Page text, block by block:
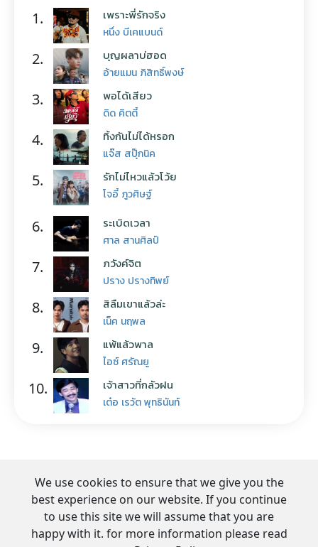
1. เพราะพี่รักจริง
หนึ่ง บีเคแบนด์
2. บุญผลาบ่ฮอด
อ้ายแมน ภิสิทธิ์พงษ์
3. พอได้เสียว
ดิด คิตตี้
4. ทิ้งกันไม่ได้หรอก
แจ๊ส สปุ๊กนิค
5. รักไม่ไหวแล้วโว้ย
โจอี้ ภูวศิษฐ์
6. ระเบิดเวลา
ศาล สานศิลป์
7. ภวังค์จิต
ปราง ปรางทิพย์
8. สิลืมเขาแล้วล่ะ
เน็ค นฤพล
9. แพ้แล้วพาล
ไอซ์ ศรัณยู
10. เจ้าสาวที่กลัวฝน
เต๋อ เรวัต พุทธินันท์
We use cookies to ensure that we give you the
best experience on our website. If you continue
to use this site we will assume that you are
happy with it. for more information please read